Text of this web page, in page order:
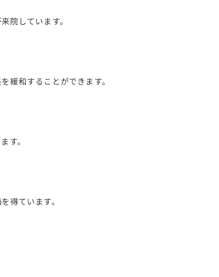
院しています。
緩和することができます。
す。
得ています。